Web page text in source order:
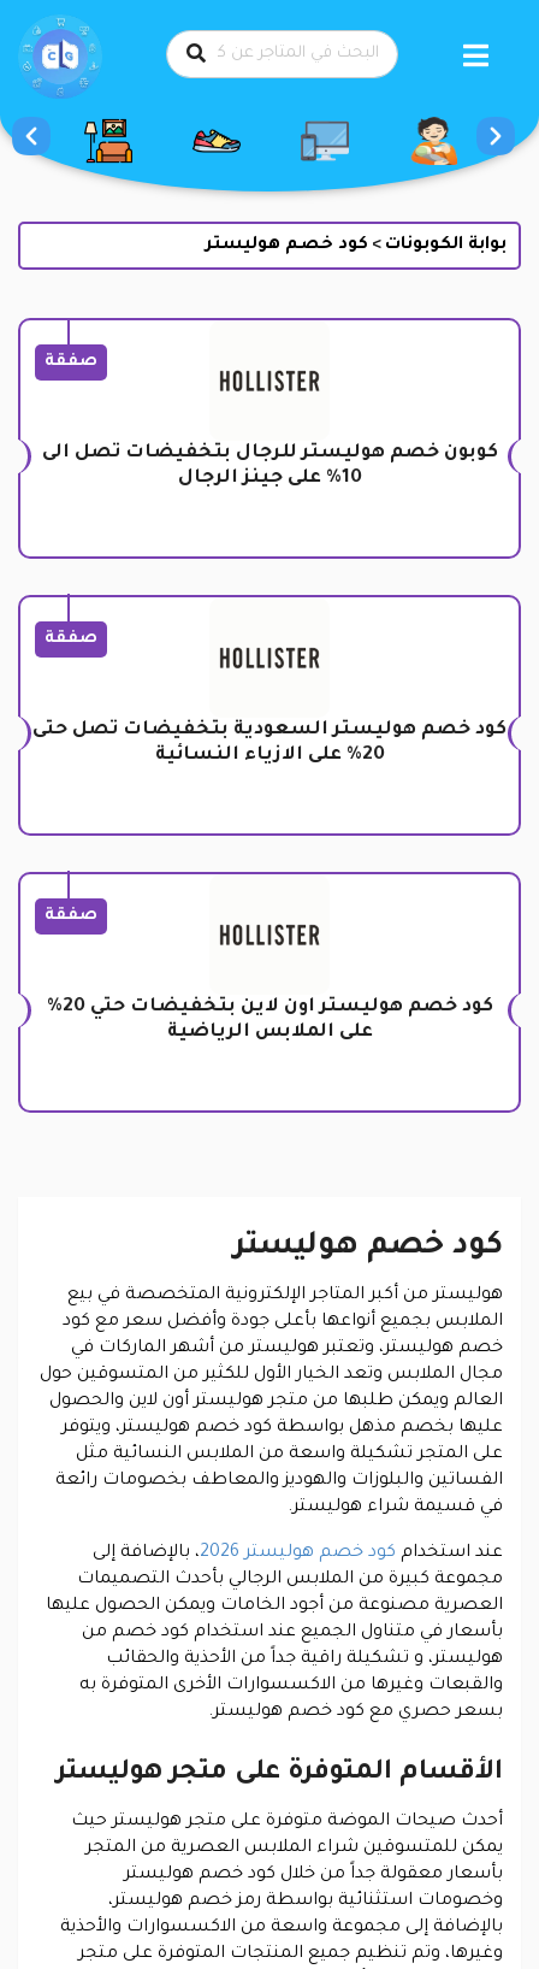
بوابة الكوبونات > كود خصم هوليستر
صفقة
كوبون خصم هوليستر للرجال بتخفيضات تصل الى
10% على جينز الرجال
صفقة
كود خصم هوليستر السعودية بتخفيضات تصل حتى
20% على الازياء النسائية
صفقة
كود خصم هوليستر اون لاين بتخفيضات حتي 20%
على الملابس الرياضية
كود خصم هوليستر
هوليستر من أكبر المتاجر الإلكترونية المتخصصة في بيع
الملابس بجميع أنواعها بأعلى جودة وأفضل سعر مع كود
خصم هوليستر، وتعتبر هوليستر من أشهر الماركات في
مجال الملابس وتعد الخيار الأول للكثير من المتسوقين حول
العالم ويمكن طلبها من متجر هوليستر أون لاين والحصول
عليها بخصم مذهل بواسطة كود خصم هوليستر، ويتوفر
على المتجر تشكيلة واسعة من الملابس النسائية مثل
الفساتين والبلوزات والهوديز والمعاطف بخصومات رائعة
في قسيمة شراء هوليستر.
عند استخدام كود خصم هوليستر 2026
، بالإضافة إلى
مجموعة كبيرة من الملابس الرجالي بأحدث التصميمات
العصرية مصنوعة من أجود الخامات ويمكن الحصول عليها
بأسعار في متناول الجميع عند استخدام كود خصم من
هوليستر، و تشكيلة راقية جداً من الأحذية والحقائب
والقبعات وغيرها من الاكسسوارات الأخرى المتوفرة به
بسعر حصري مع كود خصم هوليستر.
الأقسام المتوفرة على متجر هوليستر
أحدث صيحات الموضة متوفرة على متجر هوليستر حيث
يمكن للمتسوقين شراء الملابس العصرية من المتجر
بأسعار معقولة جداً من خلال كود خصم هوليستر
وخصومات استثنائية بواسطة رمز خصم هوليستر،
بالإضافة إلى مجموعة واسعة من الاكسسوارات والأحذية
وغيرها، وتم تنظيم جميع المنتجات المتوفرة على متجر